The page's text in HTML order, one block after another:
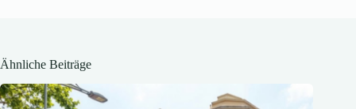
Ähnliche Beiträge